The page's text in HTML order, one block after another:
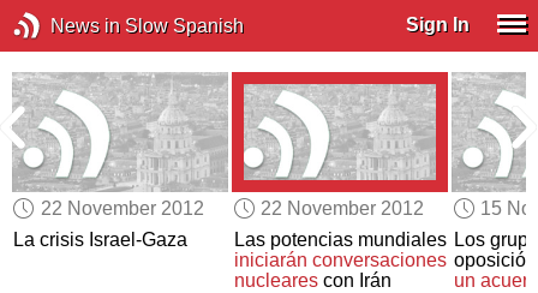
News in Slow Spanish Sign In
22 November 2012
La crisis Israel-Gaza
22 November 2012
Las potencias mundiales
iniciarán conversaciones
nuclearescon Irán
15
Los
un